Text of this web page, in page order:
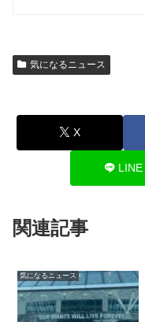
気になるニュース
X
LINE
関連記事
気になるニュース